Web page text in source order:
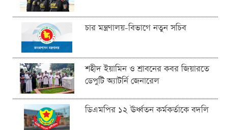
চার মন্ত্রণালয়-বিভাগে নতুন সচিব
শহীদ ইয়ামিন ও শ্রাবনের কবর জিয়ারতে
ডেপুটি অ্যাটর্নি জেনারেল
ডিএমপির ১২ ঊর্ধ্বতন কর্মকর্তাকে বদলি